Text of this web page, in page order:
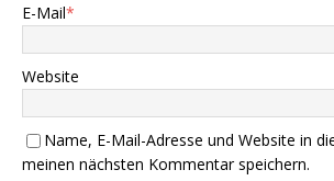
E-Mail*
Website
Name, E-Mail-Adresse und Website in
meinen nächsten Kommentar speichern.